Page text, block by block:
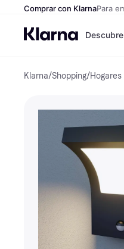
Comprar con KlarnaPara
Klarna/Shopping/